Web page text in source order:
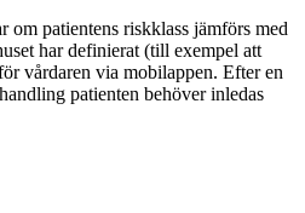
om patientens riskklass jämförs med
har definierat (till exempel att
vårdaren via mobilappen. Efter en
patienten behöver inledas